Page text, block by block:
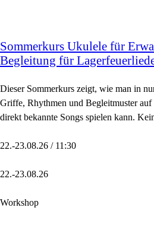
Sommerkurs Ukulele für
Begleitung für
Dieser Sommerkurs zeigt, wie man in
Griffe, Rhythmen und Begleitmuster
direkt bekannte Songs spielen kann.
22.-23.08.26 / 11:30
22.-23.08.26
Workshop